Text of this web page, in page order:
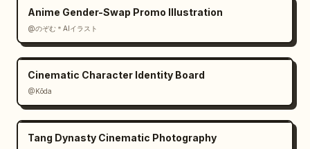
Anime Gender-Swap Promo Illustration
@のぞむ＊AIイラスト
Cinematic Character Identity Board
@Kōda
Tang Dynasty Cinematic Photography